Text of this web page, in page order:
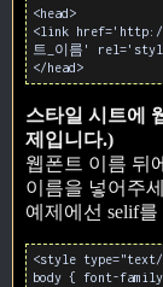
<head>
<link href='http://
트_이름'
</head>
스타일 시트에
제입니다.)
웹폰트 이름 뒤
이름을 넣어주
예제에선 selif
<style type="text/
body { font-